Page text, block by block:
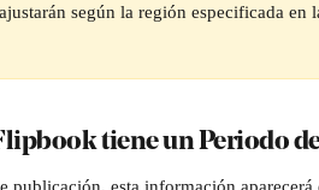
según la región especificada
tiene un Periodo
publicación, esta información aparecerá